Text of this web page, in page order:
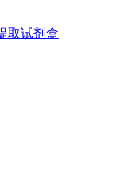
取试剂盒